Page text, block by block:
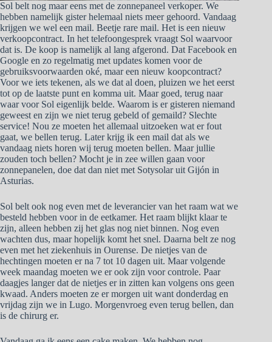
Sol belt nog maar eens met de zonnepaneel verkoper. We
hebben namelijk gister helemaal niets meer gehoord. Vandaag
krijgen we wel een mail. Beetje rare mail. Het is een nieuw
verkoopcontract. In het telefoongesprek vraagt Sol waarvoor
dat is. De koop is namelijk al lang afgerond. Dat Facebook en
Google en zo regelmatig met updates komen voor de
gebruiksvoorwaarden oké, maar een nieuw koopcontract?
Voor we iets tekenen, als we dat al doen, pluizen we het eerst
tot op de laatste punt en komma uit. Maar goed, terug naar
waar voor Sol eigenlijk belde. Waarom is er gisteren niemand
geweest en zijn we niet terug gebeld of gemaild? Slechte
service! Nou ze moeten het allemaal uitzoeken wat er fout
gaat, we bellen terug. Later krijg ik een mail dat als we
vandaag niets horen wij terug moeten bellen. Maar jullie
zouden toch bellen? Mocht je in zee willen gaan voor
zonnepanelen, doe dat dan niet met Sotysolar uit Gijón in
Asturias.
Sol belt ook nog even met de leverancier van het raam wat we
besteld hebben voor in de eetkamer. Het raam blijkt klaar te
zijn, alleen hebben zij het glas nog niet binnen. Nog even
wachten dus, maar hopelijk komt het snel. Daarna belt ze nog
even met het ziekenhuis in Ourense. De nietjes van de
hechtingen moeten er na 7 tot 10 dagen uit. Maar volgende
week maandag moeten we er ook zijn voor controle. Paar
daagjes langer dat de nietjes er in zitten kan volgens ons geen
kwaad. Anders moeten ze er morgen uit want donderdag en
vrijdag zijn we in Lugo. Morgenvroeg even terug bellen, dan
is de chirurg er.